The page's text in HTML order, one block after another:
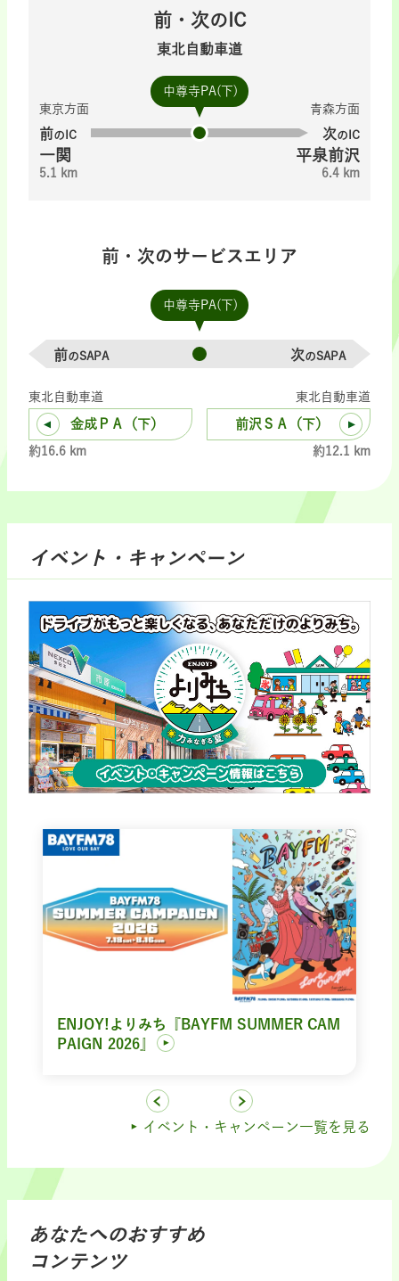
前・次のIC
東北自動車道
中尊寺PA(下)
東京方面
前のIC
一関
5.1 km
青森方面
次のIC
平泉前沢
6.4 km
前・次のサービスエリア
中尊寺PA(下)
前のSAPA 次のSAPA
東北自動車道
金成ＰＡ（下）
約16.6 km
東北自動車道
前沢ＳＡ（下）
約12.1 km
イベント・キャンペーン
ENJOY!よりみち『BAYFM SUMMER CAM
PAIGN 2026』
イベント・キャンペーン一覧を見る
あなたへのおすすめ
コンテンツ